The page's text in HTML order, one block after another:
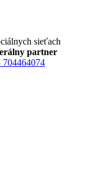
sieťach
partner